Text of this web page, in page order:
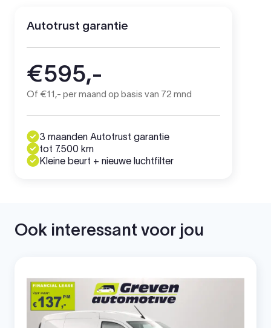
Autotrust garantie
€595,-
Of €11,- per maand op basis van 72 mnd
3 maanden Autotrust garantie
tot 7.500 km
Kleine beurt + nieuwe luchtfilter
Ook interessant voor jou